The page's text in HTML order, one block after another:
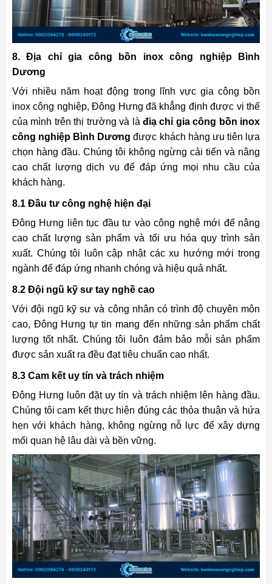
8. Địa chỉ gia công bồn inox công nghiệp Bình
Dương
Với nhiều năm hoạt động trong lĩnh vực gia công bồn
inox công nghiệp, Đông Hưng đã khẳng định được vị thế
của mình trên thị trường và là điạ chỉ gia công bồn inox
công nghiệp Bình Dương được khách hàng ưu tiên lựa
chọn hàng đầu. Chúng tôi không ngừng cải tiến và nâng
cao chất lượng dịch vụ để đáp ứng mọi nhu cầu của
khách hàng.
8.1 Đầu tư công nghệ hiện đại
Đông Hưng liên tục đầu tư vào công nghệ mới để nâng
cao chất lượng sản phẩm và tối ưu hóa quy trình sản
xuất. Chúng tôi luôn cập nhật các xu hướng mới trong
ngành để đáp ứng nhanh chóng và hiệu quả nhất.
8.2 Đội ngũ kỹ sư tay nghề cao
Với đội ngũ kỹ sư và công nhân có trình độ chuyên môn
cao, Đông Hưng tự tin mang đến những sản phẩm chất
lượng tốt nhất. Chúng tôi luôn đảm bảo mỗi sản phẩm
được sản xuất ra đều đạt tiêu chuẩn cao nhất.
8.3 Cam kết uy tín và trách nhiệm
Đông Hưng luôn đặt uy tín và trách nhiệm lên hàng đầu.
Chúng tôi cam kết thực hiện đúng các thỏa thuận và hứa
hẹn với khách hàng, không ngừng nỗ lực để xây dựng
mối quan hệ lâu dài và bền vững.